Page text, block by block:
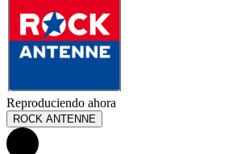
Reproduciendo ahora
ROCK ANTENNE